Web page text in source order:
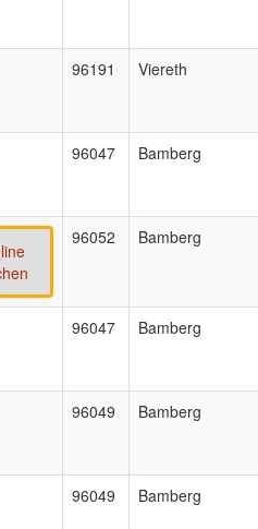
96191 Viereth
96047 Bamberg
96052 Bamberg
96047 Bamberg
96049 Bamberg
96049 Bamberg